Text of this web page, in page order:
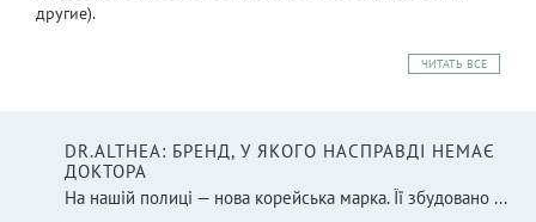
другие).
ЧИТАТЬ ВСЕ
DR.ALTHEA: БРЕНД, У ЯКОГО НАСПРАВДІ НЕМАЄ
ДОКТОРА
На нашій полиці — нова корейська марка. Її збудовано ...